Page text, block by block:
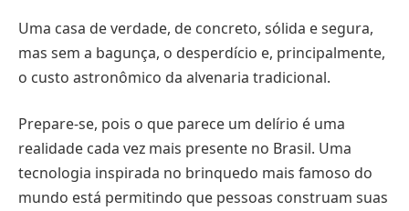
Uma casa de verdade, de concreto, sólida e segura,
mas sem a bagunça, o desperdício e, principalmente,
o custo astronômico da alvenaria tradicional.
Prepare-se, pois o que parece um delírio é uma
realidade cada vez mais presente no Brasil. Uma
tecnologia inspirada no brinquedo mais famoso do
mundo está permitindo que pessoas construam suas